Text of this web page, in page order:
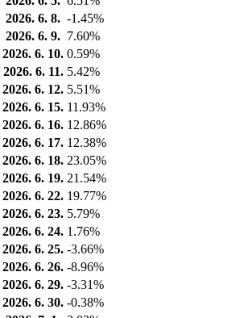
2026. 6. 8. -1.45%
2026. 6. 9. 7.60%
2026. 6. 10. 0.59%
2026. 6. 11. 5.42%
2026. 6. 12. 5.51%
2026. 6. 15. 11.93%
2026. 6. 16. 12.86%
2026. 6. 17. 12.38%
2026. 6. 18. 23.05%
2026. 6. 19. 21.54%
2026. 6. 22. 19.77%
2026. 6. 23. 5.79%
2026. 6. 24. 1.76%
2026. 6. 25. -3.66%
2026. 6. 26. -8.96%
2026. 6. 29. -3.31%
2026. 6. 30. -0.38%